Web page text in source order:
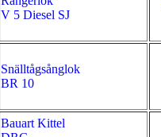
V 5 Diesel SJ
Snälltågsånglok
BR 10
Bauart Kittel